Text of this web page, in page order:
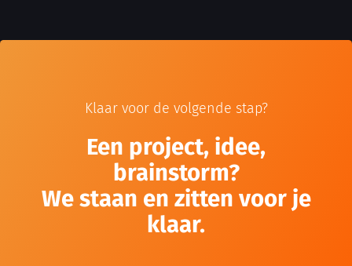
Klaar voor de volgende stap?
Een project, idee,
brainstorm?
We staan en zitten voor je
klaar.